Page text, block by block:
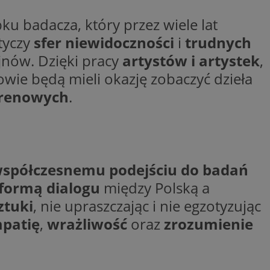
badacza, który przez wiele lat
sfer niewidoczności i trudnych
Dzięki pracy artystów i artystek,
będą mieli okazję zobaczyć dzieła
.
podejściu do badań
dialogu między Polską a
, nie upraszczając i nie egzotyzując
, wrażliwość orazzrozumienie
gościa na
celów
usługę Cookie-
preferencji
na pliki cookie.
Cookie-
do
- co
usługi
aby pomóc
w naszych
konkretnej
/
jest używany
identyfikacji
do strony
aby śledzić
użytkowników i
w